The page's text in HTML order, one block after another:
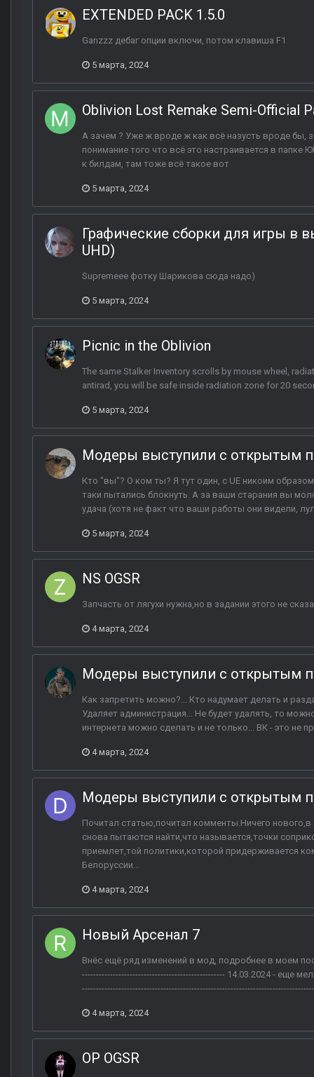
EXTENDED PACK 1.5.0
Ganzzz дебаг опции включи, потом клавиша F1
5 марта, 2024
Oblivion Lost Remake Semi-Official
А зачем ? Уже ж вроде ж как всё назусть вроде бы,
понимание того что всё это настраивается в
к билдам, там тоже всё такое вот
5 марта, 2024
Графические сборки для игры в
UHD)
Supremeee фотку Шарикова сюда надо)
5 марта, 2024
Picnic in the Oblivion
The same Stalker Inventory scrolls by mouse wheel,
antirad, you will be safe inside radiation zone for 20
5 марта, 2024
Модеры выступили с открытым
Кто "вы"? О ком ты? Я тут один, с UE никоим
таки пытались блокнуть. А за ваши старания вы
удача (хотя не факт что ваши работы они видели,
5 марта, 2024
NS OGSR
Запчасть от лягухи нужна,но в задании этого не
4 марта, 2024
Модеры выступили с открытым
Как запретить можно?... Кто надумает делать и
Удаляет администрация... Не будет удалять, то
интернета можно сделать и не только... ВК - это не
4 марта, 2024
Модеры выступили с открытым
Почитал статью,почитал комменты.Ничего
снова пытаются найти,что называется,точки
приемлет,той политики,которой придерживается
Белоруссии...
4 марта, 2024
Новый Арсенал 7
Внёс ещё ряд изменений в мод, подробнее в моем
--------------------------------------------------- 14.03.2024 - еще
4 марта, 2024
ОP OGSR